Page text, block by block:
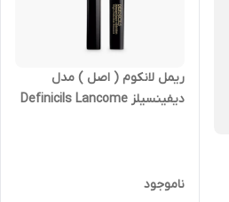
ریمل لانکوم ( اصل ) مدل
دیفینسیلز Definicils Lancome
ناموجود